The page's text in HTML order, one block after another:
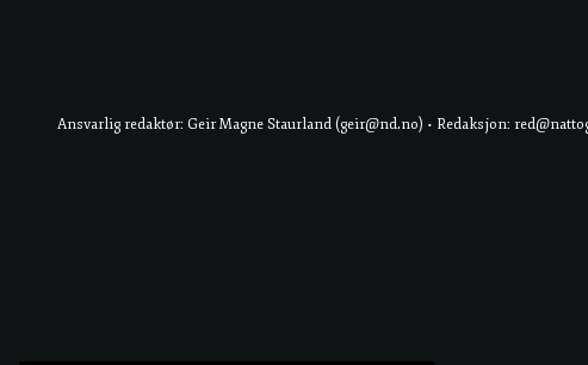
Ansvarlig redaktør: Geir Magne Staurland (geir@nd.no) • Redaksjon: